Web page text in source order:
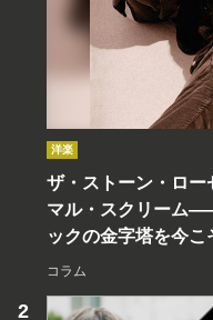
洋楽
ザ・ストーン・ロー
マル・スクリーム
ックの金字塔を今こ
コラム